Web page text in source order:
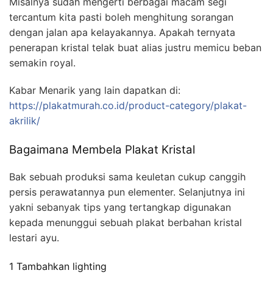
tercantum kita pasti boleh menghitung sorangan
dengan jalan apa kelayakannya. Apakah ternyata
penerapan kristal telak buat alias justru memicu beban
semakin royal.
Kabar Menarik yang lain dapatkan di:
https://plakatmurah.co.id/product-category/plakat-
akrilik/
Bagaimana Membela Plakat Kristal
Bak sebuah produksi sama keuletan cukup canggih
persis perawatannya pun elementer. Selanjutnya ini
yakni sebanyak tips yang tertangkap digunakan
kepada menunggui sebuah plakat berbahan kristal
lestari ayu.
1 Tambahkan lighting